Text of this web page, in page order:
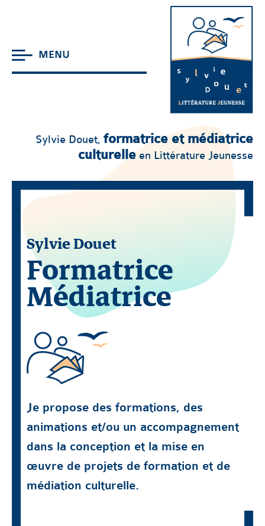
MENU
Sylvie Douet, formatrice et médiatrice
culturelle en Littérature Jeunesse
Sylvie Douet
Formatrice
Médiatrice
Je propose des formations, des
animations et/ou un accompagnement
dans la conception et la mise en
œuvre de projets de formation et de
médiation culturelle.